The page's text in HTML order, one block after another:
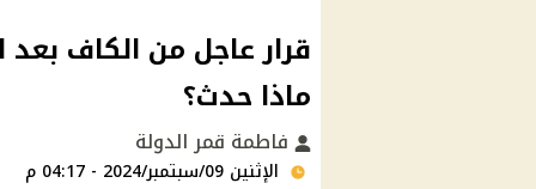
قرار عاجل من الكاف بعد
ماذا حدث؟
فاطمة قمر الدولة
الإثنين 09/سبتمبر/2024 - 04:17 م